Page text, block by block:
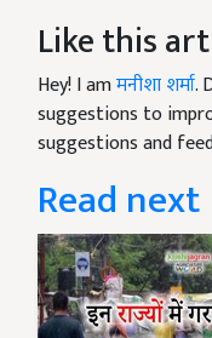
Like this
Hey! I amमनीशा शर्मा.
suggestions to
suggestions and
Read next